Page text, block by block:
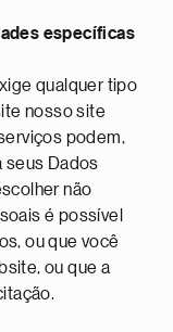
específicas
qualquer tipo
nosso site
podem,
seus Dados
não
é possível
ou que você
ou que a